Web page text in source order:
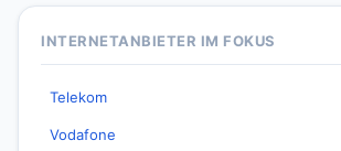
INTERNETANBIETER IM FOKUS
Telekom
Vodafone